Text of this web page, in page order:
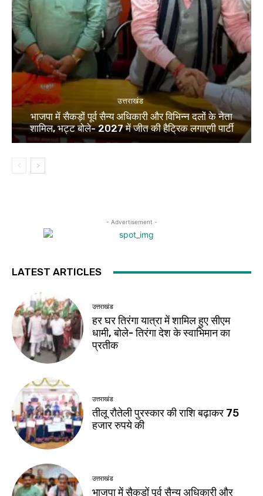
उत्तराखंड
भाजपा में सैकड़ों पूर्व सैन्य अधिकारी और विभिन्न दलों के नेता
शामिल, भट्ट बोले- 2027 में जीत की हैट्रिक लगाएगी पार्टी
- Advertisement -
LATEST ARTICLES
उत्तराखंड
हर घर तिरंगा यात्रा में शामिल हुए सीएम
धामी, बोले- तिरंगा देश के स्वाभिमान का
प्रतीक
उत्तराखंड
तीलू रौतेली पुरस्कार की राशि बढ़ाकर 75
हजार रुपये की
उत्तराखंड
भाजपा में सैकड़ों पूर्व सैन्य अधिकारी और